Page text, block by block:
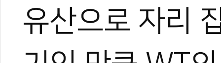
유산으로 자리